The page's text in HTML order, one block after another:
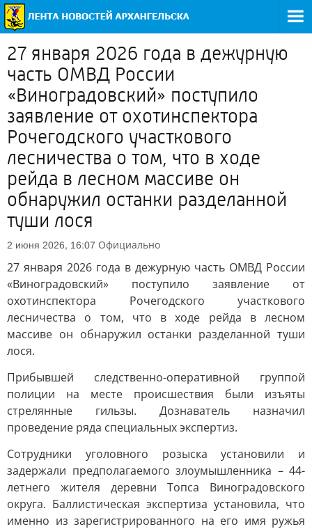
27 января 2026 года в дежурную
часть ОМВД России
«Виноградовский» поступило
заявление от охотинспектора
Рочегодского участкового
лесничества о том, что в ходе
рейда в лесном массиве он
обнаружил останки разделанной
туши лося
2 июня 2026, 16:07 Официально
27 января 2026 года в дежурную часть ОМВД России
«Виноградовский» поступило заявление от
охотинспектора Рочегодского участкового
лесничества о том, что в ходе рейда в лесном
массиве он обнаружил останки разделанной туши
лося.
Прибывшей следственно-оперативной группой
полиции на месте происшествия были изъяты
стрелянные гильзы. Дознаватель назначил
проведение ряда специальных экспертиз.
Сотрудники уголовного розыска установили и
задержали предполагаемого злоумышленника – 44-
летнего жителя деревни Топса Виноградовского
округа. Баллистическая экспертиза установила, что
именно из зарегистрированного на его имя ружья